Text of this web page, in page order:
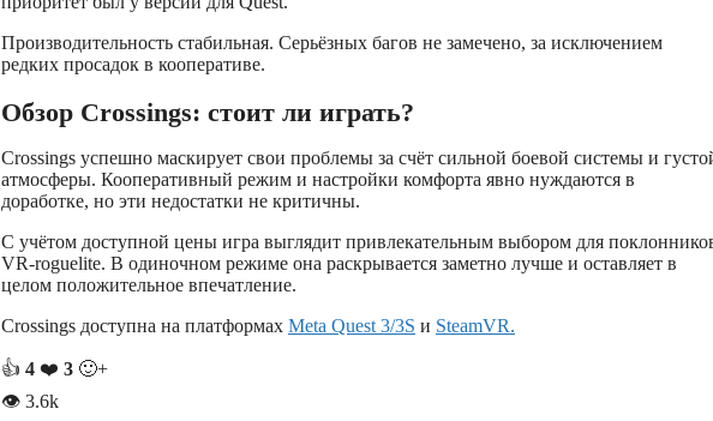
Производительность стабильная. Серьёзных багов не замечено, за исключением
редких просадок в кооперативе.
Обзор Crossings: стоит ли играть?
Crossings успешно маскирует свои проблемы за счёт сильной боевой системы и
атмосферы. Кооперативный режим и настройки комфорта явно нуждаются в
доработке, но эти недостатки не критичны.
С учётом доступной цены игра выглядит привлекательным выбором для
VR-roguelite. В одиночном режиме она раскрывается заметно лучше и оставляет в
целом положительное впечатление.
Crossings доступна на платформах Meta Quest 3/3S и SteamVR.
👍 4 ❤️ 3 🙂+
👁 3.6k